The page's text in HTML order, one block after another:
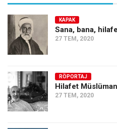
KAPAK
Sana, bana,
27 TEM, 2020
RÖPORTAJ
Hilafet
27 TEM, 2020